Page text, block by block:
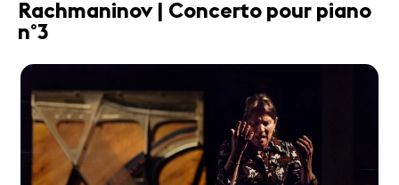
Rachmaninov | Concerto pour piano
n°3